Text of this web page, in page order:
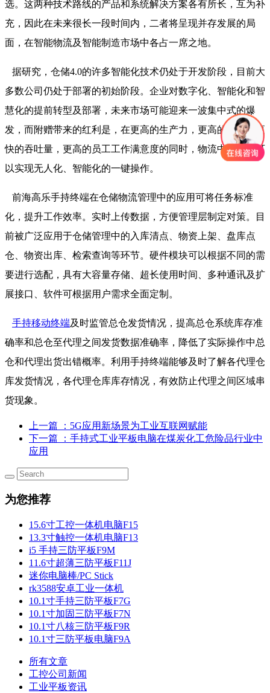
选。这两种技术路线的产品和系统解决方案各有所长，互为补
充，因此在未来很长一段时间内，二者将呈现并存发展的局
面，在智能物流及智能制造市场中各占一席之地。
据研究，仓储4.0的许多智能化技术仍处于开发阶段，目前大
多数公司仍处于部署的初始阶段。企业对数字化、智能化和智
慧化的提前转型及部署，未来市场可能迎来一波集中式的爆
发，而附赠带来的红利是，在更高的生产力，更高的效率，更
快的吞吐量，更高的员工工作满意度的同时，物流中心真的可
以实现无人化、智能化的一键操作。
前海高乐手持终端在仓储物流管理中的应用可将任务标准
化，提升工作效率。实时上传数据，方便管理层制定对策。目
前被广泛应用于仓储管理中的入库清点、物资上架、盘库点
仓、物资出库、检索查询等环节。硬件模块可以根据不同的需
要进行选配，具有大容量存储、超长使用时间、多种通讯及扩
展接口、软件可根据用户需求全面定制。
手持移动终端及时监管总仓发货情况，提高总仓系统库存准
确率和总仓至代理之间发货数据准确率，降低了实际操作中总
仓和代理出货出错概率。利用手持终端能够及时了解各代理仓
库发货情况，各代理仓库库存情况，有效防止代理之间区域串
货现象。
上一篇
：5G应用新场景为工业互联网赋能
下一篇
：手持式工业平板电脑在煤炭化工危险品行业中
应用
为您推荐
15.6寸工控一体机电脑F15
13.3寸触控一体机电脑F13
i5 手持三防平板F9M
11.6寸超薄三防平板F11J
迷你电脑棒/PC Stick
rk3588安卓工业一体机
10.1寸手持三防平板F7G
10.1寸加固三防平板F7N
10.1寸八核三防平板F9R
10.1寸三防平板电脑F9A
所有文章
工控公司新闻
工业平板资讯